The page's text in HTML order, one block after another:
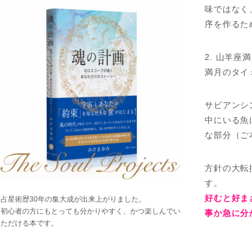
味ではなく
序を作るた
2. 山羊座
満月のタイ
サビアンシ
中にいる魚
な部分（ご
方針の大転
す。
好むと好ま
事か急に分
占星術歴30年の集大成が出来上がりました。
初心者の方にもとっても分かりやすく、かつ楽しんでい
ただける本です。